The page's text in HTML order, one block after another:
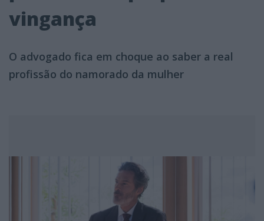
vingança
O advogado fica em choque ao saber a real
profissão do namorado da mulher